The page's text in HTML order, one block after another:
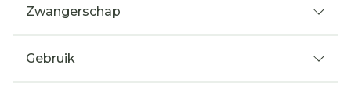
Zwangerschap
Gebruik